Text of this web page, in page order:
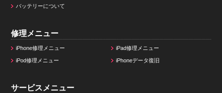
バッテリーについて
修理メニュー
iPhone修理メニュー iPad修理メニュー
iPod修理メニュー iPhoneデータ復旧
サービスメニュー